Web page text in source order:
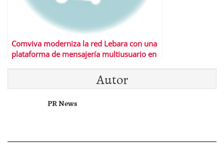
Comviva moderniza la red Lebara con una
plataforma de mensajería multiusuario en
Autor
PR News